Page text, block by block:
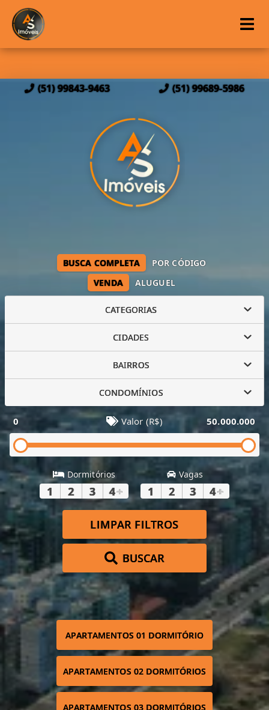
(51) 99843-9463 (51) 99689-5986
VENDA ALUGUEL
BUSCA COMPLETA POR CÓDIGO
CATEGORIAS
CIDADES
BAIRROS
CONDOMÍNIOS
0 Valor (R$) 50.000.000
Dormitórios
1 2 3 4+
Vagas
1 2 3 4+
LIMPAR FILTROS
BUSCAR
APARTAMENTOS 01 DORMITÓRIO
APARTAMENTOS 02 DORMITÓRIOS
APARTAMENTOS 03 DORMITÓRIOS